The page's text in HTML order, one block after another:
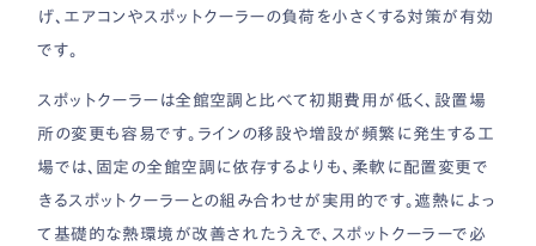
げ、エアコンやスポットクーラーの負荷を小さくする対策が有効
です。
スポットクーラーは全館空調と比べて初期費用が低く、設置場
所の変更も容易です。ラインの移設や増設が頻繁に発生する工
場では、固定の全館空調に依存するよりも、柔軟に配置変更で
きるスポットクーラーとの組み合わせが実用的です。遮熱によっ
て基礎的な熱環境が改善されたうえで、スポットクーラーで必